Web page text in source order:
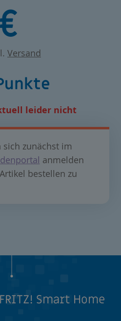
€
Versand
leider nicht
sich zunächst im
anmelden
bestellen zu
Smart Home